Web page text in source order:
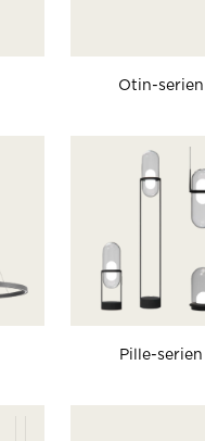
Otin-serien
Pille-serien